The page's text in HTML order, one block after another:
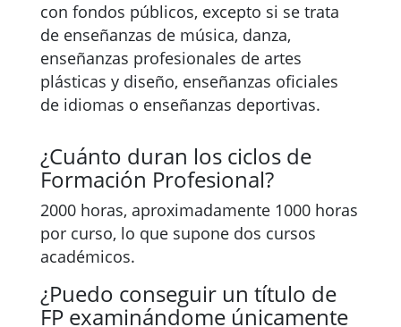
con fondos públicos, excepto si se trata
de enseñanzas de música, danza,
enseñanzas profesionales de artes
plásticas y diseño, enseñanzas oficiales
de idiomas o enseñanzas deportivas.
¿Cuánto duran los ciclos de
Formación Profesional?
2000 horas, aproximadamente 1000 horas
por curso, lo que supone dos cursos
académicos.
¿Puedo conseguir un título de
FP examinándome únicamente